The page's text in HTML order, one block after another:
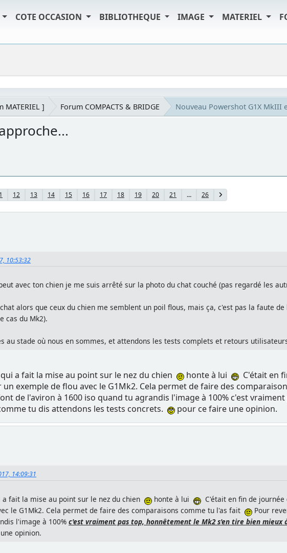
COTE OCCASION BIBLIOTHEQUE IMAGE MATERIEL
MATERIEL ] Forum COMPACTS & BRIDGE Nouveau Powershot G1X MkIII
12 13 14 15 16 17 18 19 20 21 ... 26
10:53:32
avec ton chien je me suis arrêté sur la photo du chat couché (pas regardé les
alors que ceux du chien me semblent un poil flous, mais ça, c'est pas la faute
cas du Mk2).
au stade où nous en sommes, et attendons les tests complets et retours
a fait la mise au point sur le nez du chien honte à lui
C'était en
exemple de flou avec le G1Mk2. Cela permet de faire des
de l'aviron à 1600 iso quand tu agrandis l'image à 100% c'est
tu dis attendons les tests concrets.
pour ce faire une opinion.
14:09:31
fait la mise au point sur le nez du chien honte à lui
C'était en fin de
le G1Mk2. Cela permet de faire des comparaisons comme tu l'as fait
Pour
l'image à 100% c'est vraiment pas top, honnêtement le Mk2 s'en tire bien mieux
opinion.